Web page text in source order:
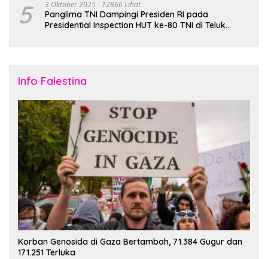
5 3 Oktober 2025 12866 Lihat
Panglima TNI Dampingi Presiden RI pada
Presidential Inspection HUT ke-80 TNI di Teluk
Info Falestina
Korban Genosida di Gaza Bertambah, 71.384 Gugur dan
171.251 Terluka